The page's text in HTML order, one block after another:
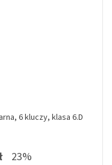
6 kluczy, klasa 6.D
23%